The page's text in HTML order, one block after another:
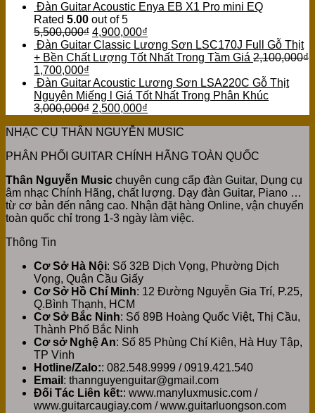
Đàn Guitar Acoustic Enya EB X1 Pro mini EQ
Rated 5.00 out of 5
5,500,000₫ 4,900,000₫
Đàn Guitar Classic Lương Sơn LSC170J Full Gỗ Thịt
+ Bền Chất Lượng Tốt Nhất Trong Tầm Giá 2,100,000₫
1,700,000₫
Đàn Guitar Acoustic Lương Sơn LSA220C Gỗ Thịt
Nguyên Miếng l Giá Tốt Nhất Trong Phân Khúc
3,000,000₫ 2,500,000₫
NHẠC CỤ THÂN NGUYỄN MUSIC
PHÂN PHỐI GUITAR CHÍNH HÃNG TOÀN QUỐC
Thân Nguyễn Music chuyên cung cấp đàn Guitar, Dụng cụ
âm nhạc Chính Hãng, chất lượng. Dạy đàn Guitar, Piano …
từ cơ bản đến nâng cao. Nhận đặt hàng Online, vận chuyển
toàn quốc chỉ trong 1-3 ngày làm việc.
Thông Tin
Cơ Sở Hà Nội: Số 32B Dịch Vọng, Phường Dịch
Vọng, Quận Cầu Giấy
Cơ Sở Hồ Chí Minh: 12 Đường Nguyễn Gia Trí, P.25,
Q.Bình Thạnh, HCM
Cơ Sở Bắc Ninh: Số 89B Hoàng Quốc Việt, Thị Cầu,
Thành Phố Bắc Ninh
Cơ sở Nghệ An: Số 85 Phùng Chí Kiên, Hà Huy Tập,
TP Vinh
Hotline/Zalo:: 082.548.9999 / 0919.421.540
Email : thannguyenguitar@gmail.com
Đối Tác Liên kết:: www.manyluxmusic.com /
www.guitarcaugiay.com / www.guitarluongson.com